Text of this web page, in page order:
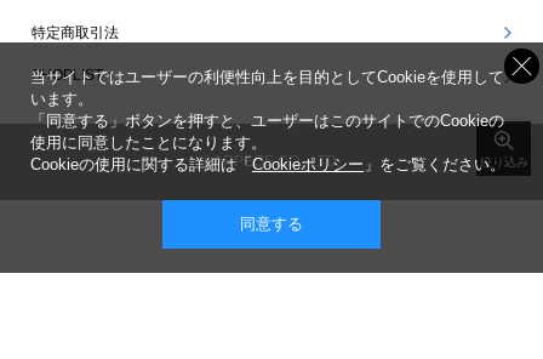
絞り込み
特定商取引法
SHOPLIST
©ARPEGE CO., LTD.
表示 ： スマートフォン版 |
当サイトではユーザーの利便性向上を目的としてCookieを使用して
います。
「同意する」ボタンを押すと、ユーザーはこのサイトでのCookieの
使用に同意したことになります。
Cookieの使用に関する詳細は「Cookieポリシー 」をご覧ください。
同意する